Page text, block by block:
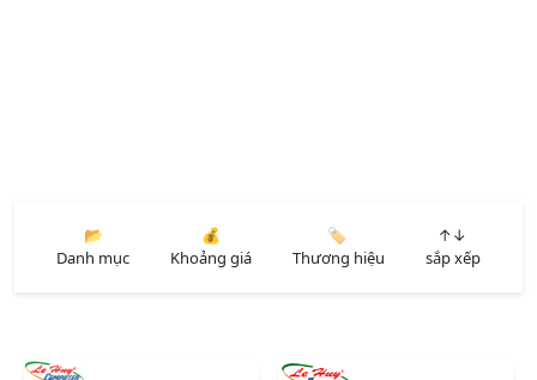
📂
Danh mục
💰
Khoảng giá
🏷️
Thương hiệu
↑↓
sắp xếp